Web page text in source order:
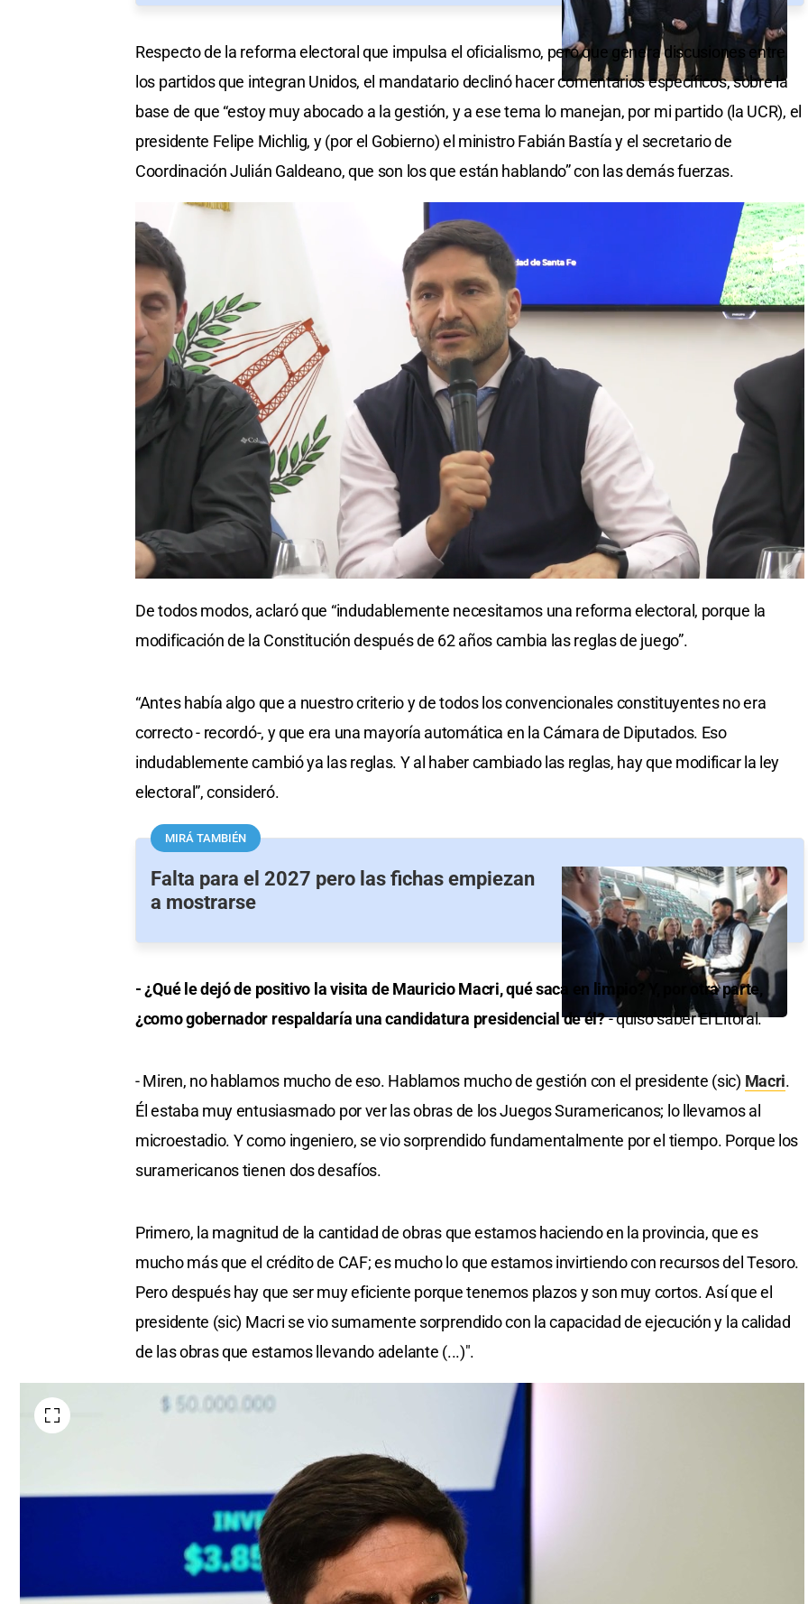
Respecto de la reforma electoral que impulsa el oficialismo, pero que genera discusiones entre
los partidos que integran Unidos, el mandatario declinó hacer comentarios específicos, sobre la
base de que “estoy muy abocado a la gestión, y a ese tema lo manejan, por mi partido (la UCR), el
presidente Felipe Michlig, y (por el Gobierno) el ministro Fabián Bastía y el secretario de
Coordinación Julián Galdeano, que son los que están hablando” con las demás fuerzas.
De todos modos, aclaró que “indudablemente necesitamos una reforma electoral, porque la
modificación de la Constitución después de 62 años cambia las reglas de juego”.
“Antes había algo que a nuestro criterio y de todos los convencionales constituyentes no era
correcto - recordó-, y que era una mayoría automática en la Cámara de Diputados. Eso
indudablemente cambió ya las reglas. Y al haber cambiado las reglas, hay que modificar la ley
electoral”, consideró.
MIRÁ TAMBIÉN
Falta para el 2027 pero las fichas empiezan
a mostrarse
- ¿Qué le dejó de positivo la visita de Mauricio Macri, qué saca en limpio? Y, por otra parte,
¿como gobernador respaldaría una candidatura presidencial de él?- quiso saber El Litoral.
- Miren, no hablamos mucho de eso. Hablamos mucho de gestión con el presidente (sic) Macri.
Él estaba muy entusiasmado por ver las obras de los Juegos Suramericanos; lo llevamos al
microestadio. Y como ingeniero, se vio sorprendido fundamentalmente por el tiempo. Porque los
suramericanos tienen dos desafíos.
Primero, la magnitud de la cantidad de obras que estamos haciendo en la provincia, que es
mucho más que el crédito de CAF; es mucho lo que estamos invirtiendo con recursos del Tesoro.
Pero después hay que ser muy eficiente porque tenemos plazos y son muy cortos. Así que el
presidente (sic) Macri se vio sumamente sorprendido con la capacidad de ejecución y la calidad
de las obras que estamos llevando adelante (...)".